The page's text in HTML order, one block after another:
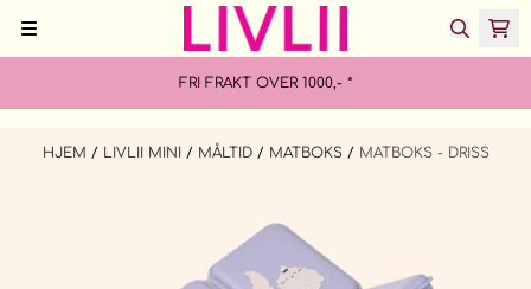
Hopp til innhold
FRI FRAKT OVER 1000,- *
HJEM / LIVLII MINI / MÅLTID / MATBOKS / MATBOKS - DRISS